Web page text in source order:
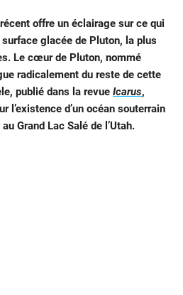
offre un éclairage sur ce qui
glacée de Pluton, la plus
Le cœur de Pluton, nommé
radicalement du reste de cette
publié dans la revue Icarus,
l’existence d’un océan souterrain
Grand Lac Salé de l’Utah.